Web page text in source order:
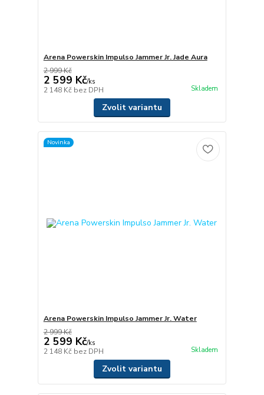
Arena Powerskin Impulso Jammer Jr. Jade Aura
2 999 Kč
2 599 Kč/ks
2 148 Kč bez DPH Skladem
Zvolit variantu
Novinka
Arena Powerskin Impulso Jammer Jr. Water
2 999 Kč
2 599 Kč/ks
2 148 Kč bez DPH Skladem
Zvolit variantu